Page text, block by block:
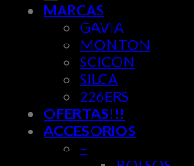
MARCAS
GAVIA
MONTON
SCICON
SILCA
226ERS
OFERTAS!!!
ACCESORIOS
–